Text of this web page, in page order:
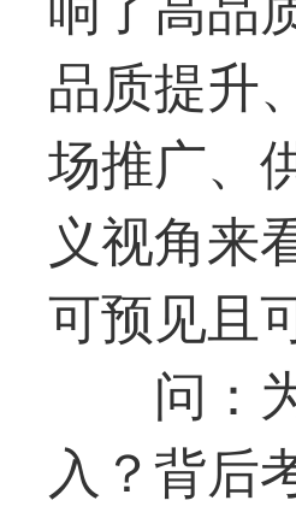
品质提升
场推广、
义视角来
可预见且
问：
入？背后